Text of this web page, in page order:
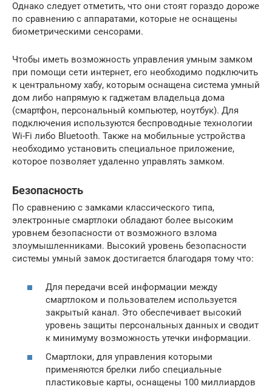
Однако следует отметить, что они стоят гораздо дороже
по сравнению с аппаратами, которые не оснащены
биометрическими сенсорами.
Чтобы иметь возможность управления умным замком
при помощи сети интернет, его необходимо подключить
к центральному хабу, которым оснащена система умный
дом либо напрямую к гаджетам владельца дома
(смартфон, персональный компьютер, ноутбук). Для
подключения используются беспроводные технологии
Wi-Fi либо Bluetooth. Также на мобильные устройства
необходимо установить специальное приложение,
которое позволяет удаленно управлять замком.
Безопасность
По сравнению с замками классического типа,
электронные смартлоки обладают более высоким
уровнем безопасности от возможного взлома
злоумышленниками. Высокий уровень безопасности
системы умный замок достигается благодаря тому что:
Для передачи всей информации между
смартлоком и пользователем используется
закрытый канал. Это обеспечивает высокий
уровень защиты персональных данных и сводит
к минимуму возможность утечки информации.
Смартлоки, для управления которыми
применяются брелки либо специальные
пластиковые карты, оснащены 100 миллиардов